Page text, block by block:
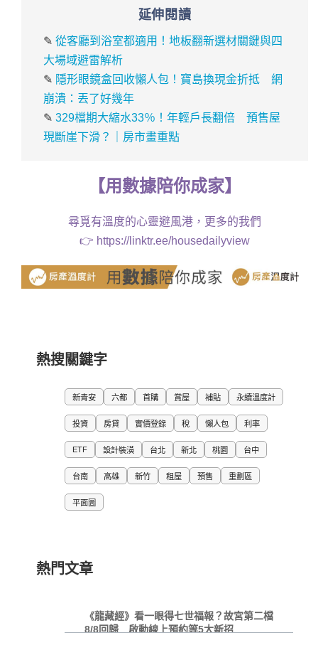
延伸閱讀
✎從客廳到浴室都適用！地板翻新選材關鍵與四
大場域避雷解析
✎ 隱形眼鏡盒回收懶人包！寶島換現金折抵 網
崩潰：丟了好幾年
✎329檔期大縮水33％！年輕戶長翻倍 預售屋
現斷崖下滑？｜房市畫重點
【用數據陪你成家】
尋覓有溫度的心靈避風港，更多的我們
👉 https://linktr.ee/housedailyview
熱搜關鍵字
新青安 六都 首購 賞屋 補貼 永續溫度計
投資 房貸 實價登錄 稅 懶人包 利率
ETF 設計裝潢 台北 新北 桃園 台中
台南 高雄 新竹 租屋 預售 重劃區
平面圖
熱門文章
《龍藏經》看一眼得七世福報？故宮第二檔
8/8回歸 啟動線上預約等5大新招